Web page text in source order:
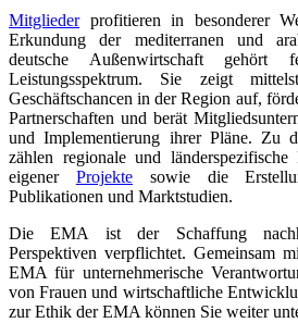
Mitgliederprofitieren in besonderer
Erkundung der mediterranen und
deutsche Außenwirtschaft
Leistungsspektrum. Sie zeigt
Geschäftschancen in der Region auf,
Partnerschaften und berät
und Implementierung ihrer Pläne. Zu
zählen regionale und
eigener Projektesowie die
Publikationen und Marktstudien.
Die EMA ist der Schaffung
Perspektiven verpflichtet. Gemeinsam
EMA für unternehmerische
von Frauen und wirtschaftliche
zur Ethik der EMA können Sie weiter